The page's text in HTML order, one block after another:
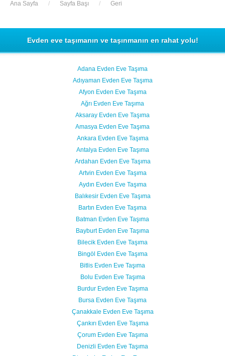
Ana Sayfa / Sayfa Başı / Geri
Evden eve taşımanın ve taşınmanın en rahat yolu!
Adana Evden Eve Taşıma
Adıyaman Evden Eve Taşıma
Afyon Evden Eve Taşıma
Ağrı Evden Eve Taşıma
Aksaray Evden Eve Taşıma
Amasya Evden Eve Taşıma
Ankara Evden Eve Taşıma
Antalya Evden Eve Taşıma
Ardahan Evden Eve Taşıma
Artvin Evden Eve Taşıma
Aydın Evden Eve Taşıma
Balıkesir Evden Eve Taşıma
Bartın Evden Eve Taşıma
Batman Evden Eve Taşıma
Bayburt Evden Eve Taşıma
Bilecik Evden Eve Taşıma
Bingöl Evden Eve Taşıma
Bitlis Evden Eve Taşıma
Bolu Evden Eve Taşıma
Burdur Evden Eve Taşıma
Bursa Evden Eve Taşıma
Çanakkale Evden Eve Taşıma
Çankırı Evden Eve Taşıma
Çorum Evden Eve Taşıma
Denizli Evden Eve Taşıma